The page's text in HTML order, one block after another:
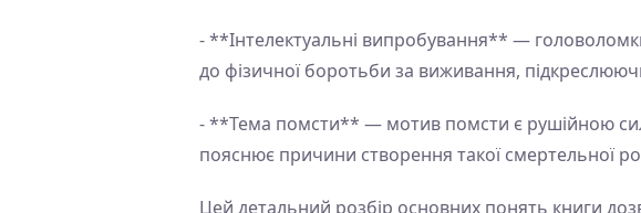
- **Інтелектуальні випробування** —
до фізичної боротьби за виживання,
- **Тема помсти** — мотив помсти є рушійною
пояснює причини створення такої смертельної
Цей детальний розбір основних понять книги